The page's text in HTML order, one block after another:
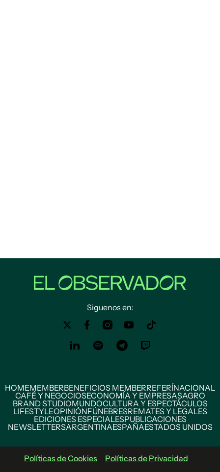
Siguenos en:
HOMEMEMBERBENEFICIOS MEMBERREFERÍNACIONAL
CAFÉ Y NEGOCIOSECONOMÍA Y EMPRESASAGRO
BRAND STUDIOMUNDOCULTURA Y ESPECTÁCULOS
LIFESTYLEOPINIÓNFÚNEBRESREMATES Y LEGALES
EDICIONES ESPECIALESPUBLICACIONES
NEWSLETTERSARGENTINAESPAÑAESTADOS UNIDOS
Políticas de Cookies
Políticas de Privacidad